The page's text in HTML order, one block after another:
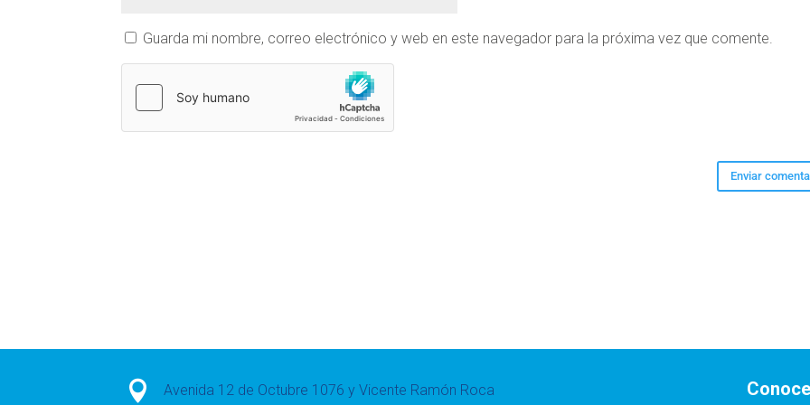
Guarda mi nombre, correo electrónico y web en este navegador para la próxima vez que comente.
 Avenida 12 de Octubre 1076 y Vicente Ramón Roca